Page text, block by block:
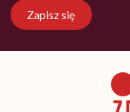
Zapisz się